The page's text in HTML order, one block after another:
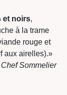
et noirs,
à la trame
rouge et
aux airelles).»
Sommelier